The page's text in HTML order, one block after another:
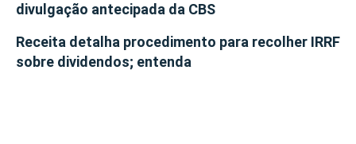
divulgação antecipada da CBS
Receita detalha procedimento para recolher IRRF
sobre dividendos; entenda